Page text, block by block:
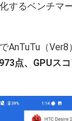
するベンチマ
AnTuTu（Ver8
点、GPUス